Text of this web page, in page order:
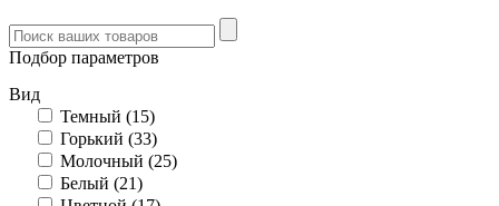
Подбор параметров
Вид
Темный (15)
Горький (33)
Молочный (25)
Белый (21)